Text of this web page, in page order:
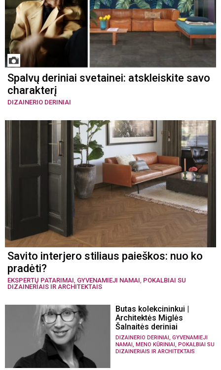
Spalvų deriniai svetainei: atskleiskite savo
charakterį
DIZAINERIO DERINIAI
Savito interjero stiliaus paieškos: nuo ko
pradėti?
EKSPERTŲ PATARIMAI, GYVENAMIEJI NAMAI, POKALBIAI SU
DIZAINERIAIS IR ARCHITEKTAIS
Butas kolekcininkui |
Architektės Miglės
Šalnaitės deriniai
DIZAINERIO DERINIAI , GYVENAMIEJI
NAMAI , MENO KŪRINIAI , POKALBIAI SU
DIZAINERIAIS IR ARCHITEKTAIS